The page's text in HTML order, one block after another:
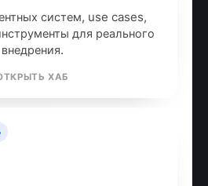
систем, use cases,
для реального
внедрения.
ХАБ